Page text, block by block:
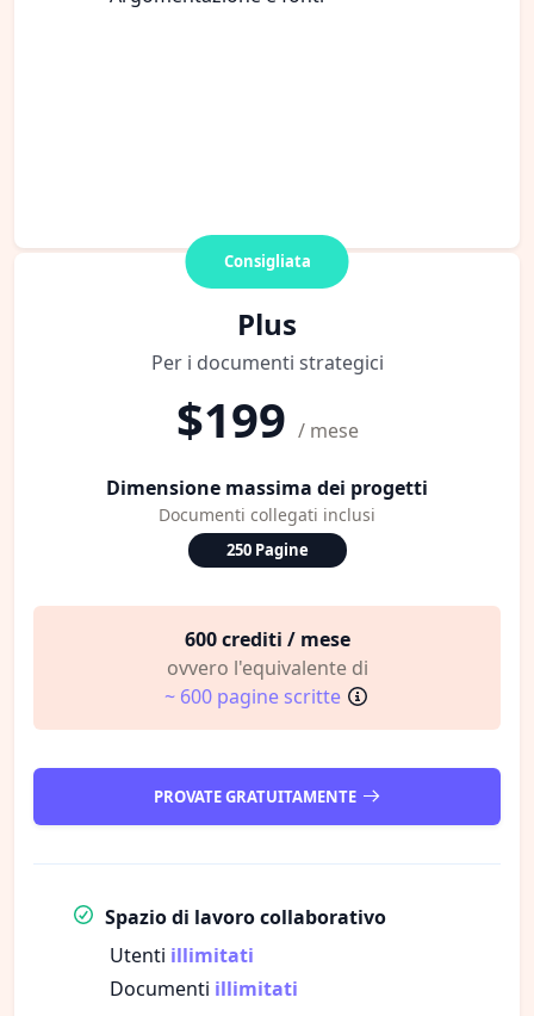
Consigliata
Plus
Per i documenti strategici
$199 / mese
Dimensione massima dei progetti
Documenti collegati inclusi
250 Pagine
600 crediti / mese
ovvero l'equivalente di
~ 600 pagine scritte
PROVATE GRATUITAMENTE
Spazio di lavoro collaborativo
Utenti illimitati
Documenti illimitati